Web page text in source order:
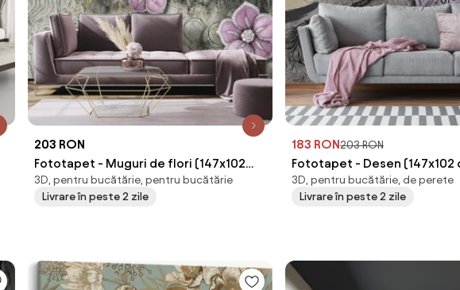
203 RON
Fototapet - Muguri de flori (147x102
cm)
3D, pentru bucătărie, pentru bucătărie
Livrare în peste 2 zile
183 RON203 RON
Fototapet - Desen (147x102
3D, pentru bucătărie, de perete
Livrare în peste 2 zile